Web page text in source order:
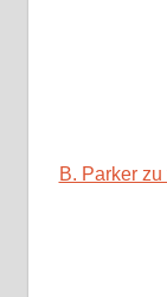
B. Parker zu